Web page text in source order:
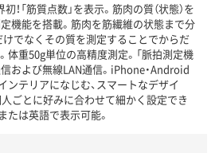
！「筋質点数」を表示。筋肉の質（状態）を
定機能を搭載。筋肉を筋繊維の状態まで分
けでなくその質を測定することでからだ
体重50g単位の高精度測定。「脈拍測定機
および無線LAN通信。iPhone・Android
ンテリアになじむ、スマートなデザイ
人ごとに好みに合わせて細かく設定でき
たは英語で表示可能。